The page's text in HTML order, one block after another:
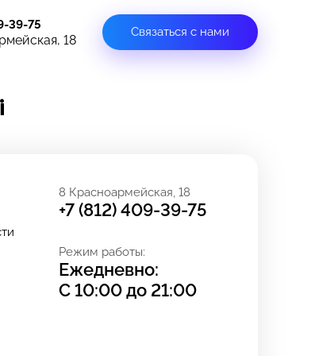
39-75
18
Связаться с нами
8 Красноармейская, 18
+7 (812) 409-39-75
Режим работы:
Ежедневно:
С10:00до 21:00